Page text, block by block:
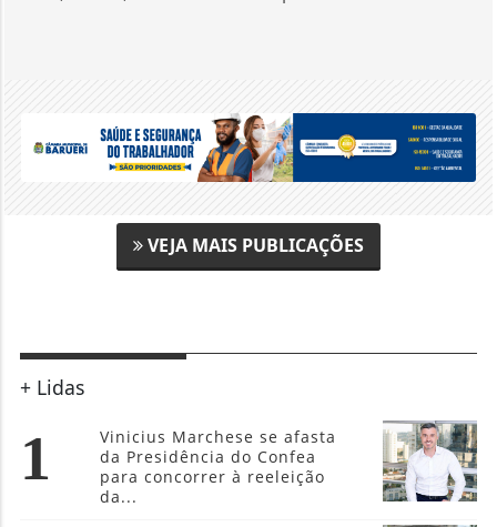
VEJA MAIS PUBLICAÇÕES
+ Lidas
1
Vinicius Marchese se afasta
da Presidência do Confea
para concorrer à reeleição
da...